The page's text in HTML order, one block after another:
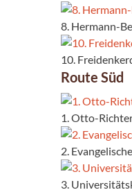
8. Hermann-
10.
Route Süd
1. Otto-
2.
3.